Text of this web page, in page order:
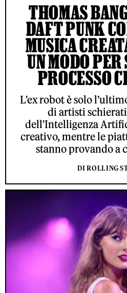
THOMAS
DAFT PUNK
MUSICA
UN MODO
PROCESSO
L'ex robot è solo
di artisti
dell'Intelligenza
creativo, mentre le
stanno provando a
DI ROLLING